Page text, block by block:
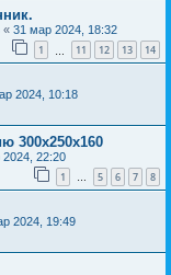
« 31 мар 2024, 18:32
1 11 12 13 14
2024, 10:18
300х250х160
22:20
1 … 5 6 7 8
2024, 19:49